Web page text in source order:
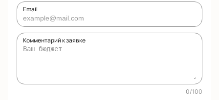
Email
Комментарий к заявке
0/100